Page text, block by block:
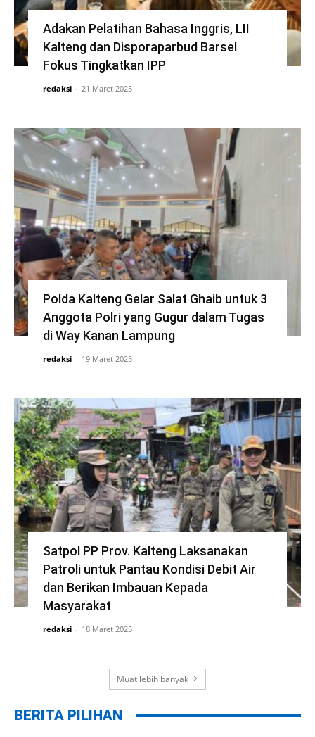
Adakan Pelatihan Bahasa Inggris, LII
Kalteng dan Disporaparbud Barsel
Fokus Tingkatkan IPP
redaksi - 21 Maret 2025
Polda Kalteng Gelar Salat Ghaib untuk 3
Anggota Polri yang Gugur dalam Tugas
di Way Kanan Lampung
redaksi - 19 Maret 2025
Satpol PP Prov. Kalteng Laksanakan
Patroli untuk Pantau Kondisi Debit Air
dan Berikan Imbauan Kepada
Masyarakat
redaksi - 18 Maret 2025
Muat lebih banyak
BERITA PILIHAN